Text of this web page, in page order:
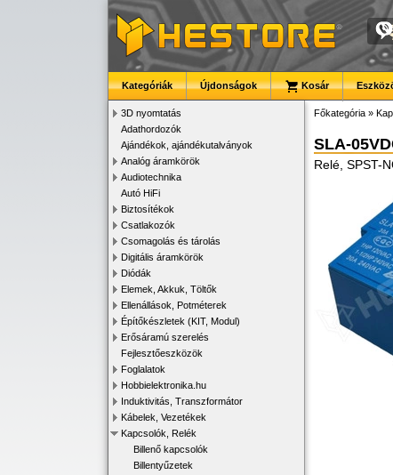
Kategóriák Újdonságok Kosár
3D nyomtatás
Adathordozók
Ajándékok, ajándékutalványok
Analóg áramkörök
Audiotechnika
Autó HiFi
Biztosítékok
Csatlakozók
Csomagolás és tárolás
Digitális áramkörök
Diódák
Elemek, Akkuk, Töltők
Ellenállások, Potméterek
Építőkészletek (KIT, Modul)
Erősáramú szerelés
Fejlesztőeszközök
Foglalatok
Hobbielektronika.hu
Induktivitás, Transzformátor
Kábelek, Vezetékek
Kapcsolók, Relék
Billenő kapcsolók
Billentyűzetek
Főkategória »
SLA-
Relé, SPST-